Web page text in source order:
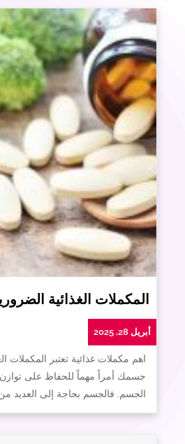
المكملات الغذائية
أبريل 28, 2025
اهم مكملات غذائية تعتبر المكملات
جسمك أمراً مهماً للحفاظ على توازن
الجسم. فالجسم بحاجة إلى العديد من